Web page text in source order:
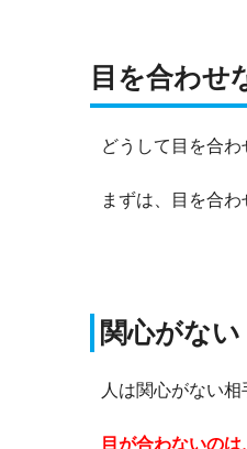
目を合わせ
どうして目を合わ
まずは、目を合わ
関心がない
人は関心がない相
目が合わないの